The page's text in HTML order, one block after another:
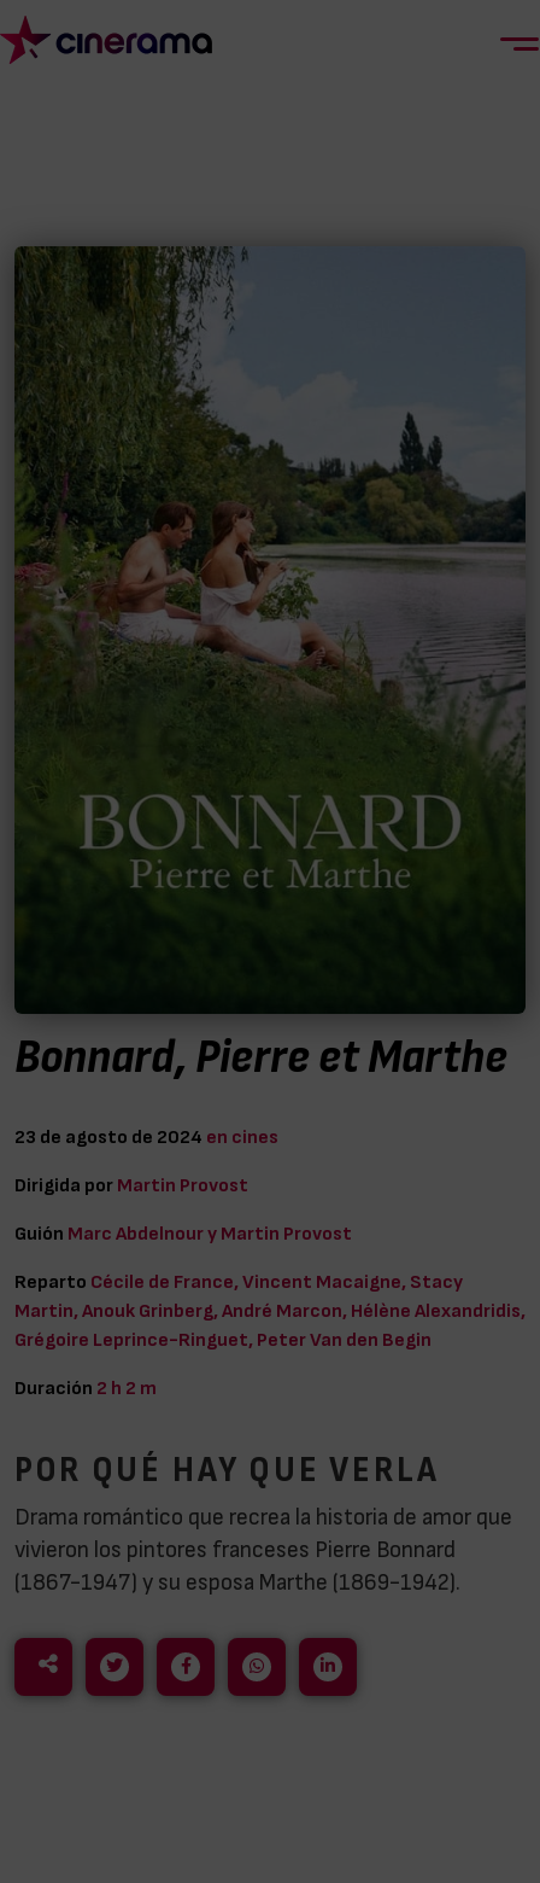
Bonnard, Pierre et Marthe
23 de agosto de 2024 en cines
Dirigida por Martin Provost
Guión Marc Abdelnour y Martin Provost
Reparto Cécile de France, Vincent Macaigne, Stacy
Martin, Anouk Grinberg, André Marcon, Hélène Alexandridis,
Grégoire Leprince-Ringuet, Peter Van den Begin
Duración 2 h 2 m
POR QUÉ HAY QUE VERLA
Drama romántico que recrea la historia de amor que
vivieron los pintores franceses Pierre Bonnard
(1867-1947) y su esposa Marthe (1869-1942).